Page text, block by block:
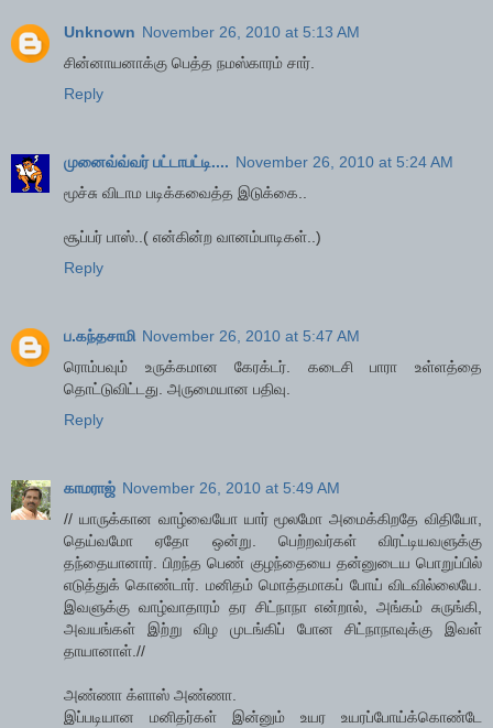
Unknown November 26, 2010 at 5:13 AM
சின்னாயனாக்கு பெத்த நமஸ்காரம் சார்.
Reply
முனைவ்வ்வர் பட்டாபட்டி.... November 26, 2010 at 5:24 AM
மூச்சு விடாம படிக்கவைத்த இடுக்கை..
சூப்பர் பாஸ்..( என்கின்ற வானம்பாடிகள்..)
Reply
ப.கந்தசாமி November 26, 2010 at 5:47 AM
ரொம்பவும் உருக்கமான கேரக்டர். கடைசி பாரா உள்ளத்தை
தொட்டுவிட்டது. அருமையான பதிவு.
Reply
காமராஜ் November 26, 2010 at 5:49 AM
// யாருக்கான வாழ்வையோ யார் மூலமோ அமைக்கிறதே விதியோ,
தெய்வமோ ஏதோ ஒன்று. பெற்றவர்கள் விரட்டியவளுக்கு
தந்தையானார். பிறந்த பெண் குழந்தையை தன்னுடைய பொறுப்பில்
எடுத்துக் கொண்டார். மனிதம் மொத்தமாகப் போய் விடவில்லையே.
இவளுக்கு வாழ்வாதாரம் தர சிட்நாநா என்றால், அங்கம் சுருங்கி,
அவயங்கள் இற்று விழ முடங்கிப் போன சிட்நாநாவுக்கு இவள்
தாயானாள்.//
அண்ணா க்ளாஸ் அண்ணா.
இப்படியான மனிதர்கள் இன்னும் உயர உயரப்போய்க்கொண்டே